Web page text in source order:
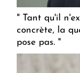
" Tant qu'il
concrète, la
pose pas. "